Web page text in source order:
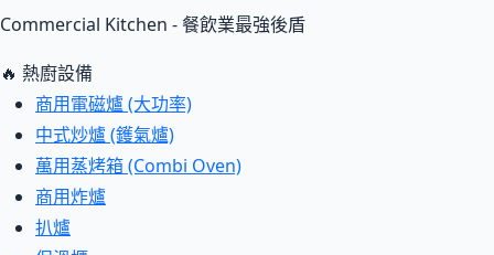
Commercial Kitchen - 餐飲業最強後盾
🔥 熱廚設備
商用電磁爐 (大功率)
中式炒爐 (鑊氣爐)
萬用蒸烤箱 (Combi Oven)
商用炸爐
扒爐